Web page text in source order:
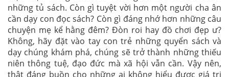
những tủ sách. Còn gì tuyệt vời hơn một người cha ân
cần dạy con đọc sách? Còn gì đáng nhớ hơn những câu
chuyện mẹ kể hằng đêm? Đòn roi hay đồ chơi đẹp ư?
Không, hãy đặt vào tay con trẻ những quyển sách và
dạy chúng khám phá, chúng sẽ trở thành những thiếu
niên thông tuệ, đạo đức mà xã hội vẫn cần. Vậy nên,
thật đáng buồn cho những ai không hiểu được giá trị